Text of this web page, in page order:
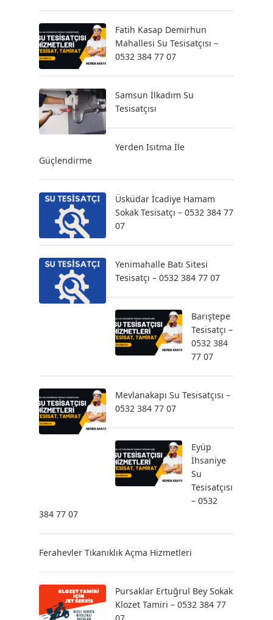
Fatih Kasap Demirhun
Mahallesi Su Tesisatçısı –
0532 384 77 07
Samsun İlkadım Su
Tesisatçısı
Yerden Isıtma İle
Güçlendirme
Üsküdar İcadiye Hamam
Sokak Tesisatçı – 0532 384 77
07
Yenimahalle Batı Sitesi
Tesisatçı – 0532 384 77 07
Barıştepe
Tesisatçı –
0532 384
77 07
Mevlanakapı Su Tesisatçısı –
0532 384 77 07
Eyüp
İhsaniye
Su
Tesisatçısı
– 0532
384 77 07
Ferahevler Tıkanıklık Açma Hizmetleri
Pursaklar Ertuğrul Bey Sokak
Klozet Tamiri – 0532 384 77